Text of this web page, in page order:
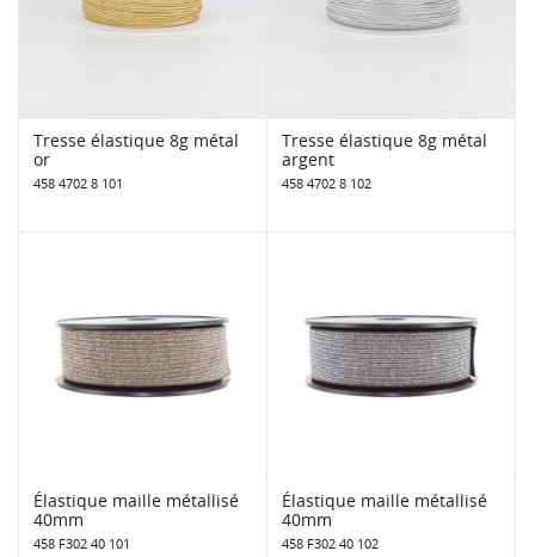
Tresse élastique 8g métal
or
458 4702 8 101
Tresse élastique 8g métal
argent
458 4702 8 102
Élastique maille métallisé
40mm
458 F302 40 101
Élastique maille métallisé
40mm
458 F302 40 102